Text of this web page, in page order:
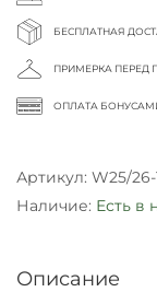
БЕСПЛАТНАЯ
ПРИМЕРКА ПЕРЕД
ОПЛАТА
Артикул: W25/26-
Наличие: Есть в
Описание